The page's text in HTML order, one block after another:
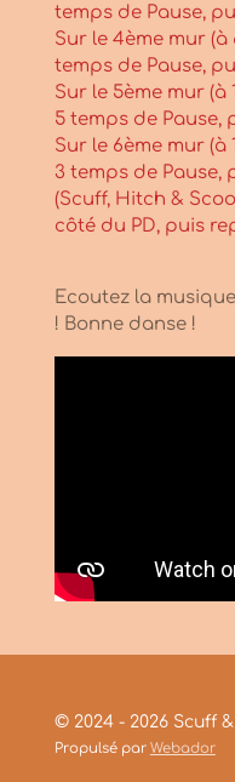
temps de Pause,
Sur le 4ème mur (à
temps de Pause,
Sur le 5ème mur (à
5 temps de
Sur le 6ème mur (à
3 temps de Pause,
(Scuff, Hitch &
côté du PD, puis
Ecoutez la
! Bonne danse !
© 2024 - 2026 Scuff
Propulsé par Webador